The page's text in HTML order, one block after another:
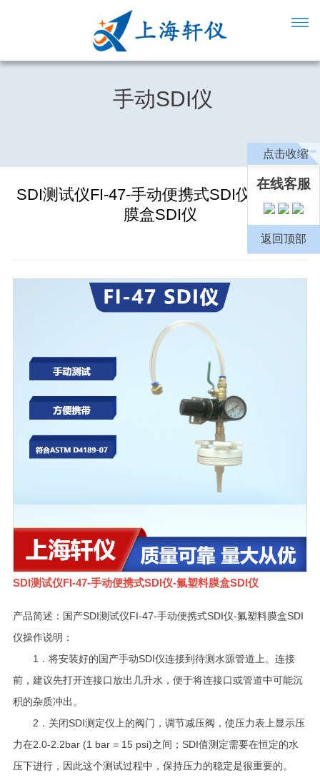
手动SDI仪
SDI测试仪FI-47-手动便携式SDI仪-氟塑料
膜盒SDI仪
SDI测试仪FI-47-手动便携式SDI仪-氟塑料膜盒SDI仪
产品简述：国产SDI测试仪FI-47-手动便携式SDI仪-氟塑料膜盒SDI
仪操作说明：
1．将安装好的国产手动SDI仪连接到待测水源管道上。连接
前，建议先打开连接口放出几升水，便于将连接口或管道中可能沉
积的杂质冲出。
2．关闭SDI测定仪上的阀门，调节减压阀，使压力表上显示压
力在2.0-2.2bar (1 bar = 15 psi)之间；SDI值测定需要在恒定的水
压下进行，因此这个测试过程中，保持压力的稳定是很重要的。
点击收缩
在线客服
返回顶部